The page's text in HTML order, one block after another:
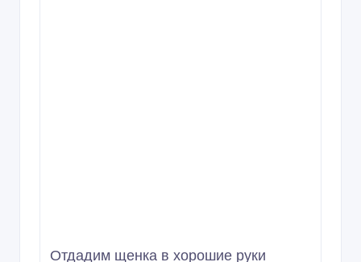
Отдадим щенка в хорошие руки